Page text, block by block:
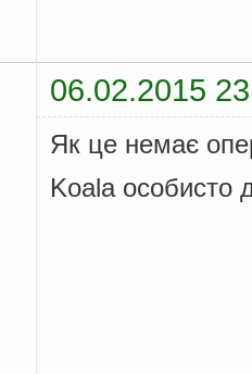
06.02.2015
Як це немає
Koala особисто